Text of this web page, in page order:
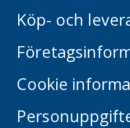
Köp- och
Cookie